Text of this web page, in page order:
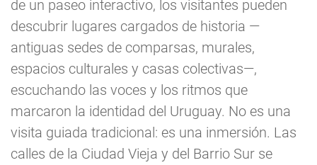
de un paseo interactivo, los visitantes pueden
descubrir lugares cargados de historia —
antiguas sedes de comparsas, murales,
espacios culturales y casas colectivas—,
escuchando las voces y los ritmos que
marcaron la identidad del Uruguay. No es una
visita guiada tradicional: es una inmersión. Las
calles de la Ciudad Vieja y del Barrio Sur se